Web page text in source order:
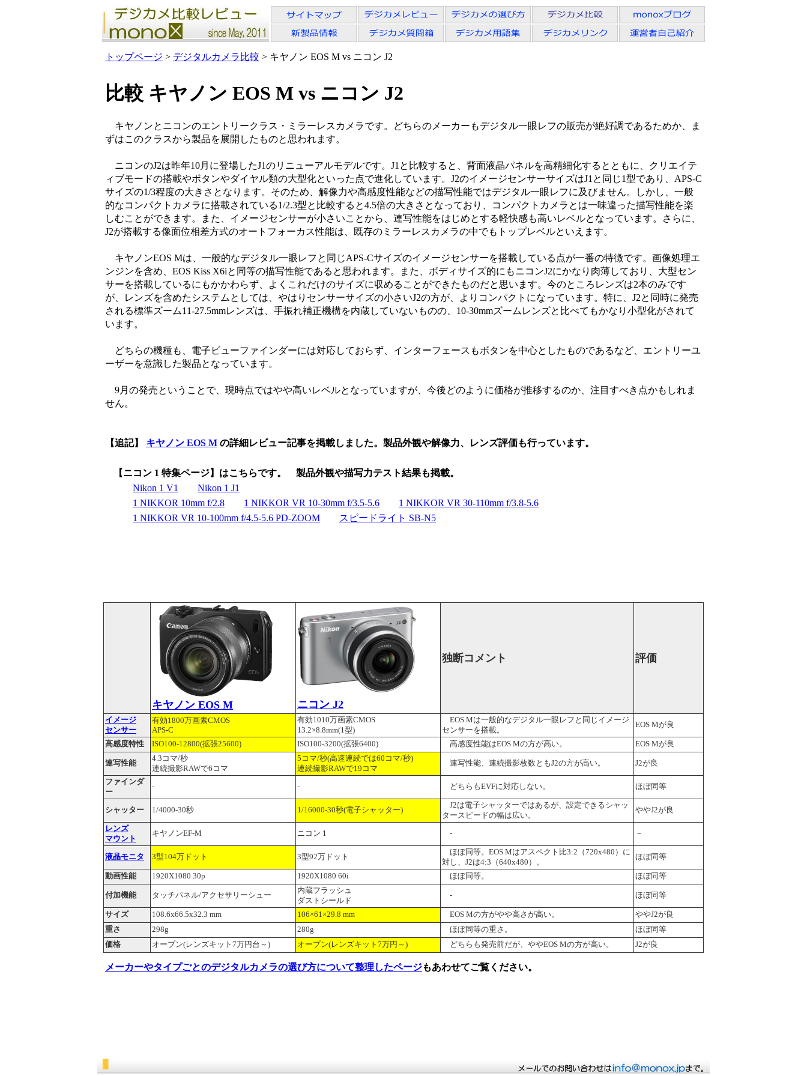
トップページ > デジタルカメラ比較 > キヤノン EOS M vs ニコン J2
比較 キヤノン EOS M vs ニコン J2
キヤノンとニコンのエントリークラス・ミラーレスカメラです。どちらのメーカーもデジタル一眼レフの販売が絶好調であるためか、ま
ずはこのクラスから製品を展開したものと思われます。
ニコンのJ2は昨年10月に登場したJ1のリニューアルモデルです。J1と比較すると、背面液晶パネルを高精細化するとともに、クリエイテ
ィブモードの搭載やボタンやダイヤル類の大型化といった点で進化しています。J2のイメージセンサーサイズはJ1と同じ1型であり、APS-C
サイズの1/3程度の大きさとなります。そのため、解像力や高感度性能などの描写性能ではデジタル一眼レフに及びません。しかし、一般
的なコンパクトカメラに搭載されている1/2.3型と比較すると4.5倍の大きさとなっており、コンパクトカメラとは一味違った描写性能を楽
しむことができます。また、イメージセンサーが小さいことから、連写性能をはじめとする軽快感も高いレベルとなっています。さらに、
J2が搭載する像面位相差方式のオートフォーカス性能は、既存のミラーレスカメラの中でもトップレベルといえます。
キヤノンEOS Mは、一般的なデジタル一眼レフと同じAPS-Cサイズのイメージセンサーを搭載している点が一番の特徴です。画像処理エ
ンジンを含め、EOS Kiss X6iと同等の描写性能であると思われます。また、ボディサイズ的にもニコンJ2にかなり肉薄しており、大型セン
サーを搭載しているにもかかわらず、よくこれだけのサイズに収めることができたものだと思います。今のところレンズは2本のみです
が、レンズを含めたシステムとしては、やはりセンサーサイズの小さいJ2の方が、よりコンパクトになっています。特に、J2と同時に発売
される標準ズーム11-27.5mmレンズは、手振れ補正機構を内蔵していないものの、10-30mmズームレンズと比べてもかなり小型化がされて
います。
どちらの機種も、電子ビューファインダーには対応しておらず、インターフェースもボタンを中心としたものであるなど、エントリーユ
ーザーを意識した製品となっています。
9月の発売ということで、現時点ではやや高いレベルとなっていますが、今後どのように価格が推移するのか、注目すべき点かもしれま
せん。
【追記】 キヤノン EOS M の詳細レビュー記事を掲載しました。製品外観や解像力、レンズ評価も行っています。
【ニコン 1 特集ページ】はこちらです。 製品外観や描写力テスト結果も掲載。
Nikon 1 V1
Nikon 1 J1
1 NIKKOR 10mm f/2.8
1 NIKKOR VR 10-30mm f/3.5-5.6
1 NIKKOR VR 30-110mm f/3.8-5.6
1 NIKKOR VR 10-100mm f/4.5-5.6 PD-ZOOM
スピードライト SB-N5
キヤノン EOS M ニコン J2
独断コメント 評価
イメージ
センサー
有効1800万画素CMOS
APS-C
有効1010万画素CMOS
13.2×8.8mm(1型)
EOS Mは一般的なデジタル一眼レフと同じイメージ
センサーを搭載。
EOS Mが良
高感度特性 ISO100-12800(拡張25600) ISO100-3200(拡張6400) 高感度性能はEOS Mの方が高い。 EOS Mが良
連写性能
4.3コマ/秒
連続撮影RAWで6コマ
5コマ/秒(高速連続では60コマ/秒)
連続撮影RAWで19コマ
連写性能、連続撮影枚数ともJ2の方が高い。 J2が良
ファインダ
ー
- - どちらもEVFに対応しない。 ほぼ同等
シャッター 1/4000-30秒 1/16000-30秒(電子シャッター)
J2は電子シャッターではあるが、設定できるシャッ
タースピードの幅は広い。
ややJ2が良
レンズ
マウント
キヤノンEF-M ニコン 1 - －
液晶モニタ 3型104万ドット 3型92万ドット
ほぼ同等。EOS Mはアスペクト比3:2（720x480）に
対し、J2は4:3（640x480）。
ほぼ同等
動画性能 1920X1080 30p 1920X1080 60i ほぼ同等。 ほぼ同等
付加機能 タッチパネル/アクセサリーシュー
内蔵フラッシュ
ダストシールド
- ほぼ同等
サイズ 108.6x66.5x32.3 mm 106×61×29.8 mm EOS Mの方がやや高さが高い。
ややJ2が良
重さ
298g 280g ほぼ同等の重さ。
ほぼ同等
価格
オープン(レンズキット7万円台～) オープン(レンズキット7万円～) どちらも発売前だが、ややEOS Mの方が高い。 J2が良
メーカーやタイプごとのデジタルカメラの選び方について整理したページもあわせてご覧ください。